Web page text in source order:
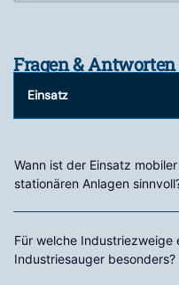
Fragen &
Einsatz
Wann ist der Einsatz
stationären Anlagen
Für welche Industriezweige
Industriesauger besonders?